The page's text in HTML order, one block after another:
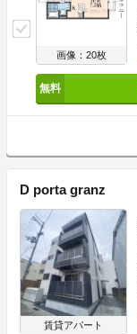
画像：20枚
D porta granz
賃貸アパート